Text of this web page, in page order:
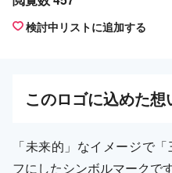
検討中リストに追加する
このロゴに込めた想
「未来的」なイメージで
フにしたシンボルマークです